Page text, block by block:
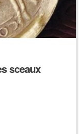
sceaux